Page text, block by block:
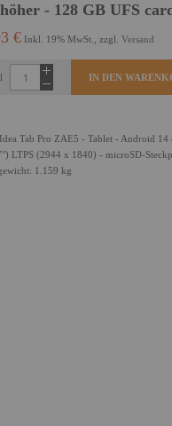
- 128 GB UFS
€ Inkl. 19% MwSt., zzgl. Versand
IN DEN
Tab Pro ZAE5 - Tablet - Android
LTPS (2944 x 1840) - microSD-
1.159 kg